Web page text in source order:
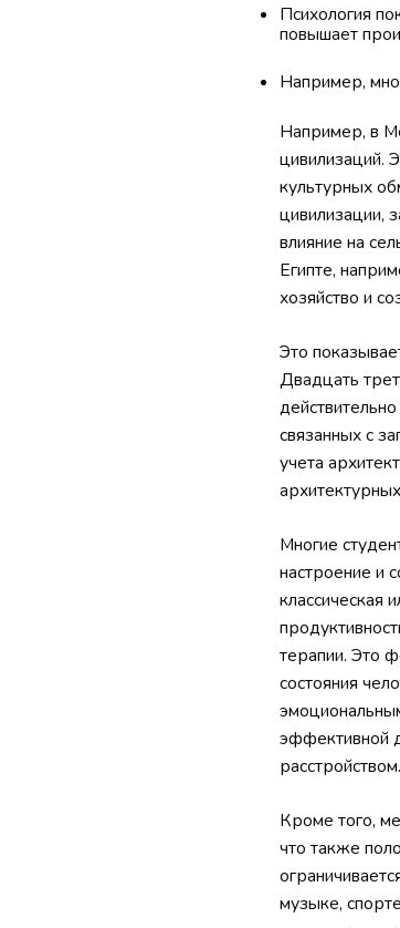
Психология
повышает
Например,
Например, в
цивилизаций.
культурных
цивилизации,
влияние на
Египте,
хозяйство и
Это
Двадцать
связанных с
учета
Многие
настроение и
классическая
терапии. Это
состояния
эффективной
расстройством.
Кроме того,
что также
музыке,